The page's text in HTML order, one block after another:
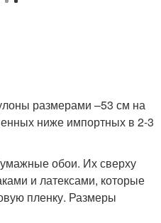
размерами –53 см на
ниже импортных в 2-3
обои. Их сверху
и латексами, которые
пленку. Размеры